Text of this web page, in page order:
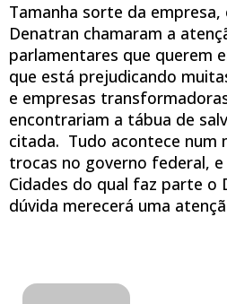
Tamanha sorte da empresa,
Denatran chamaram a
parlamentares que querem
que está prejudicando
e empresas
encontrariam a tábua de
citada. Tudo acontece num
trocas no governo federal,
Cidades do qual faz parte o
dúvida merecerá uma